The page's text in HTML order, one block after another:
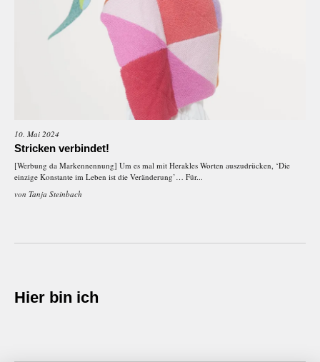
10. Mai 2024
Stricken verbindet!
[Werbung da Markennennung] Um es mal mit Herakles Worten auszudrücken, ‘Die
einzige Konstante im Leben ist die Veränderung’… Für...
von Tanja Steinbach
Hier bin ich